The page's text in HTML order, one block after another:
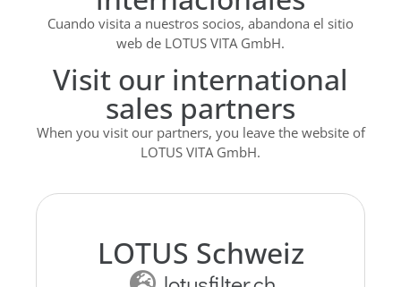
Cuando visita a nuestros socios, abandona el sitio
web de LOTUS VITA GmbH.
Visit our international
sales partners
When you visit our partners, you leave the website of
LOTUS VITA GmbH.
LOTUS Schweiz